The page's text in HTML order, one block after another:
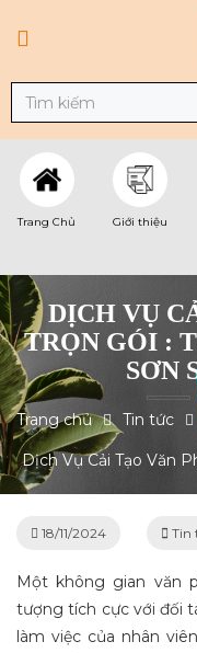
Trang Chủ Giới thiệu
DỊCH VỤ
TRỌN GÓI :
SƠN
Trang chủ Tin tức
Dịch Vụ Cải Tạo Văn
18/11/2024 Tin
Một không gian văn
tượng tích cực với đối
làm việc của nhân